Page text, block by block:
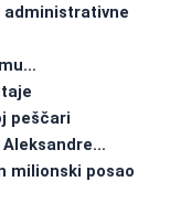
administrativne
peščari
Aleksandre…
milionski posao